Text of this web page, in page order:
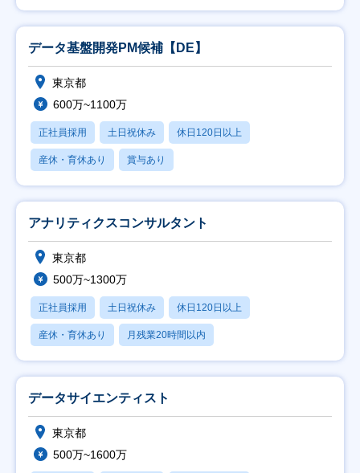
データ基盤開発PM候補【DE】
東京都
600万~1100万
正社員採用 土日祝休み 休日120日以上
産休・育休あり 賞与あり
アナリティクスコンサルタント
東京都
500万~1300万
正社員採用 土日祝休み 休日120日以上
産休・育休あり 月残業20時間以内
データサイエンティスト
東京都
500万~1600万